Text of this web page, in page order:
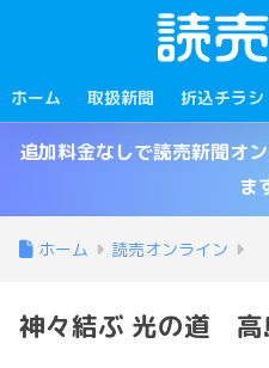
ホーム 取扱新聞 折込チラシ
追加料金なしで読売新聞オ
ま
ホーム 読売オンライン
神々結ぶ 光の道 高